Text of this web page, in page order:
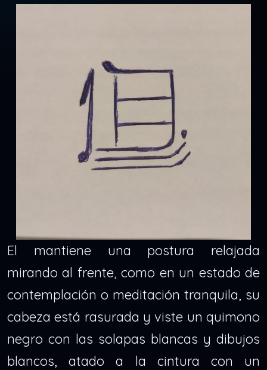
El mantiene una postura relajada
mirando al frente, como en un estado de
contemplación o meditación tranquila, su
cabeza está rasurada y viste un quimono
negro con las solapas blancas y dibujos
blancos, atado a la cintura con un